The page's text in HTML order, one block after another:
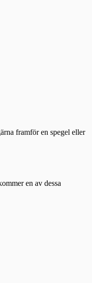
framför en spegel eller
en av dessa